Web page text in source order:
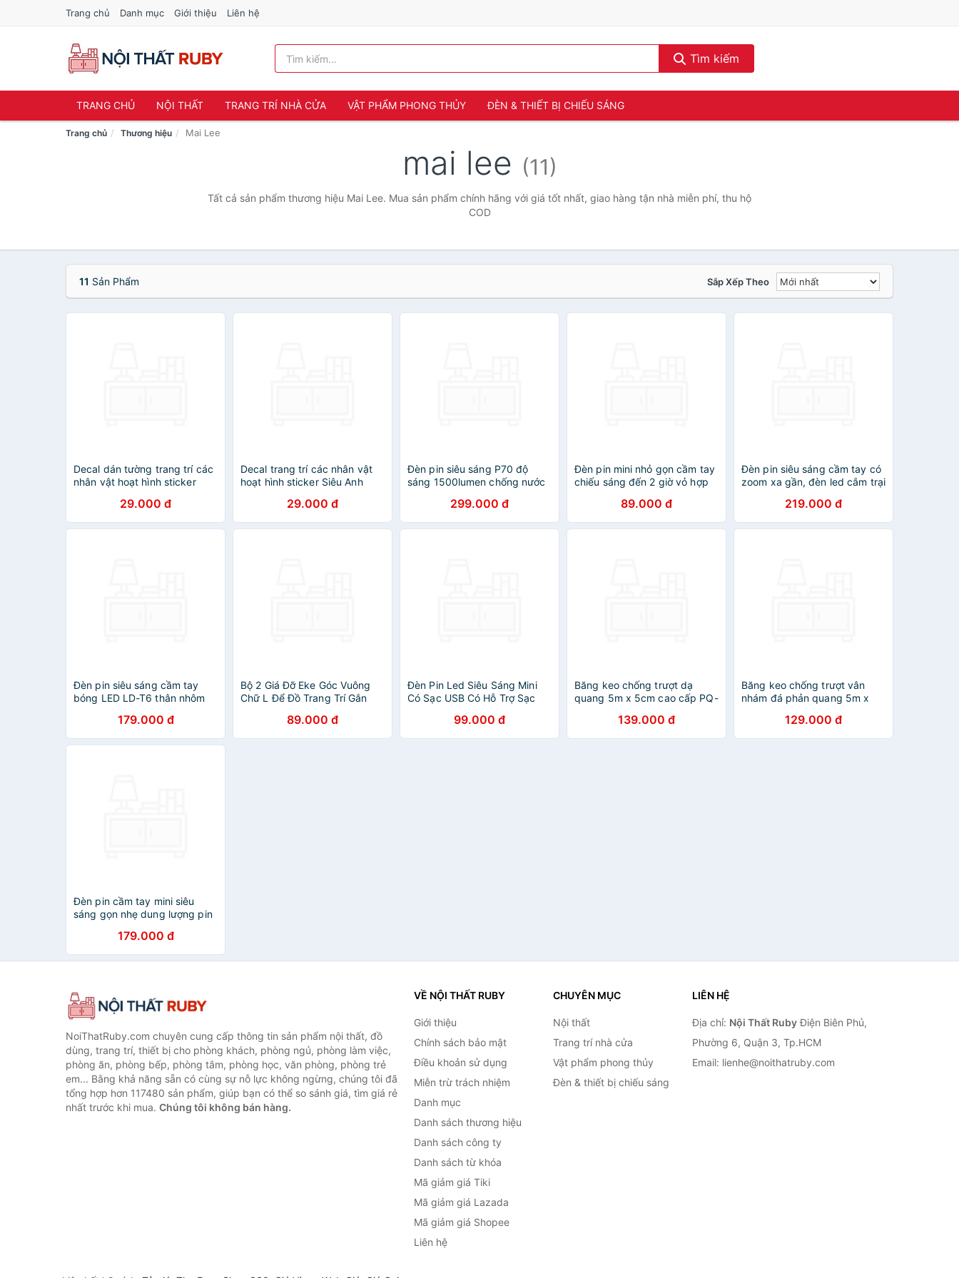
Trang chủ Danh mục Giới thiệu Liên hệ
Tìm kiếm
TRANG CHỦ NỘI THẤT TRANG TRÍ NHÀ CỬA VẬT PHẨM PHONG THỦY ĐÈN & THIẾT BỊ CHIẾU SÁNG
Trang chủ Thương hiệu Mai Lee
mai lee (11)
Tất cả sản phẩm thương hiệu Mai Lee. Mua sản phẩm chính hãng với giá tốt nhất, giao hàng tận nhà miễn phí, thu hộ
COD
11 Sản Phẩm Sắp Xếp Theo
Decal dán tường trang trí các
nhân vật hoạt hình sticker
- Hàng Chính Hãng
29.000 đ
Decal trang trí các nhân vật
hoạt hình sticker Siêu Anh
29.000 đ
Đèn pin siêu sáng P70 độ
sáng 1500lumen chống nước
tuổi thọ pin dài dung lượng
lớn 5000mah
299.000 đ
Đèn pin mini nhỏ gọn cầm tay
chiếu sáng đến 2 giờ vỏ hợp
89.000 đ
Đèn pin siêu sáng cầm tay có
zoom xa gần, đèn led cắm trại
màu ánh sáng có móc treo
tiện dụng Mai Lee
219.000 đ
Đèn pin siêu sáng cầm tay
bóng LED LD-T6 thân nhôm
nam châm, 800 lumens, tối đa
10h sử dụng - Mai Lee
179.000 đ
Bộ 2 Giá Đỡ Eke Góc Vuông
Chữ L Để Đồ Trang Trí Gắn
Tải Trọng Tối Đa 130 Kg Chất
Liệu Thép Không Gỉ Mai Lee -
89.000 đ
Đèn Pin Led Siêu Sáng Mini
Có Sạc USB Có Hỗ Trợ Sạc
Khẩn Cấp - Hàng Chính Hãng
99.000 đ
Băng keo chống trượt dạ
quang 5m x 5cm cao cấp PQ-
trơn trượt hiệu quả dành cho
văn phòng, nhà xưởng, chân
139.000 đ
Băng keo chống trượt vân
nhám đá phản quang 5m x
cầu thang, chống trơn trượt
hiệu quả dành cho văn phòng,
129.000 đ
Đèn pin cầm tay mini siêu
sáng gọn nhẹ dung lượng pin
zoom xa gần MAI LEE
179.000 đ
NoiThatRuby.com chuyên cung cấp thông tin sản phẩm nội thất, đồ
dùng, trang trí, thiết bị cho phòng khách, phòng ngủ, phòng làm việc,
phòng ăn, phòng bếp, phòng tắm, phòng học, văn phòng, phòng trẻ
em... Bằng khả năng sẵn có cùng sự nỗ lực không ngừng, chúng tôi đã
tổng hợp hơn 117480 sản phẩm, giúp bạn có thể so sánh giá, tìm giá rẻ
nhất trước khi mua. Chúng tôi không bán hàng.
VỀ NỘI THẤT RUBY
Giới thiệu
Chính sách bảo mật
Điều khoản sử dụng
Miễn trừ trách nhiệm
Danh mục
Danh sách thương hiệu
Danh sách công ty
Danh sách từ khóa
Mã giảm giá Tiki
Mã giảm giá Lazada
Mã giảm giá Shopee
Liên hệ
CHUYÊN MỤC
Nội thất
Trang trí nhà cửa
Vật phẩm phong thủy
Đèn & thiết bị chiếu sáng
LIÊN HỆ
Địa chỉ: Nội Thất RubyĐiện Biên Phủ,
Phường 6, Quận 3, Tp.HCM
Email: lienhe@noithatruby.com